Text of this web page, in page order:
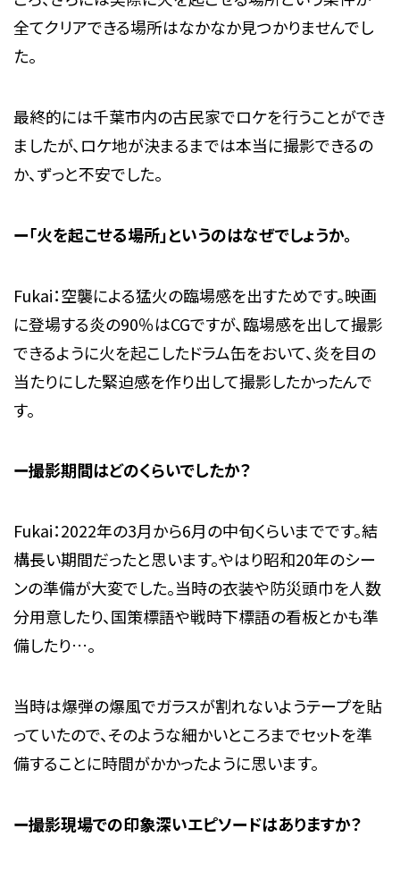
全てクリアできる場所はなかなか見つかりませんでし
た。
最終的には千葉市内の古民家でロケを行うことができ
ましたが、ロケ地が決まるまでは本当に撮影できるの
か、ずっと不安でした。
ー「火を起こせる場所」というのはなぜでしょうか。
Fukai：空襲による猛火の臨場感を出すためです。映画
に登場する炎の90％はCGですが、臨場感を出して撮影
できるように火を起こしたドラム缶をおいて、炎を目の
当たりにした緊迫感を作り出して撮影したかったんで
す。
ー撮影期間はどのくらいでしたか？
Fukai：2022年の3月から6月の中旬くらいまでです。結
構長い期間だったと思います。やはり昭和20年のシー
ンの準備が大変でした。当時の衣装や防災頭巾を人数
分用意したり、国策標語や戦時下標語の看板とかも準
備したり…。
当時は爆弾の爆風でガラスが割れないようテープを貼
っていたので、そのような細かいところまでセットを準
備することに時間がかかったように思います。
ー撮影現場での印象深いエピソードはありますか？